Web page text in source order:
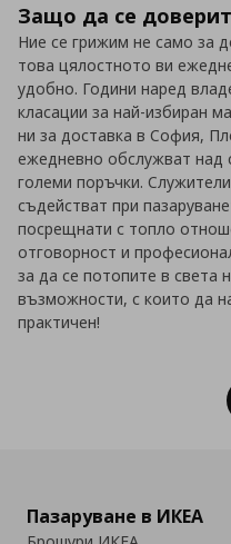
Защо да се
Ние се грижим не само за
това цялостното ви
удобно. Години наред
класации за най-избиран
ни за доставка в София,
ежедневно обслужват над
големи поръчки.
съдействат при
посрещнати с топло
отговорност и
за да се потопите в света
възможности, с които да
практичен!
Пазаруване в ИКЕА